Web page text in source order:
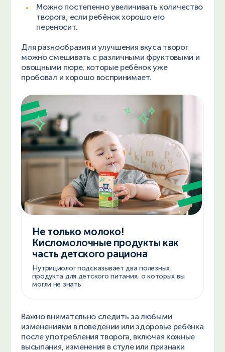
Можно постепенно увеличивать количество
творога, если ребёнок хорошо его
переносит.
Для разнообразия и улучшения вкуса творог
можно смешивать с различными фруктовыми и
овощными пюре, которые ребёнок уже
пробовал и хорошо воспринимает.
Не только молоко!
Кисломолочные продукты как
часть детского рациона
Нутрициолог подсказывает два полезных
продукта для детского питания, о которых вы
могли не знать
Важно внимательно следить за любыми
изменениями в поведении или здоровье ребёнка
после употребления творога, включая кожные
высыпания, изменения в стуле или признаки